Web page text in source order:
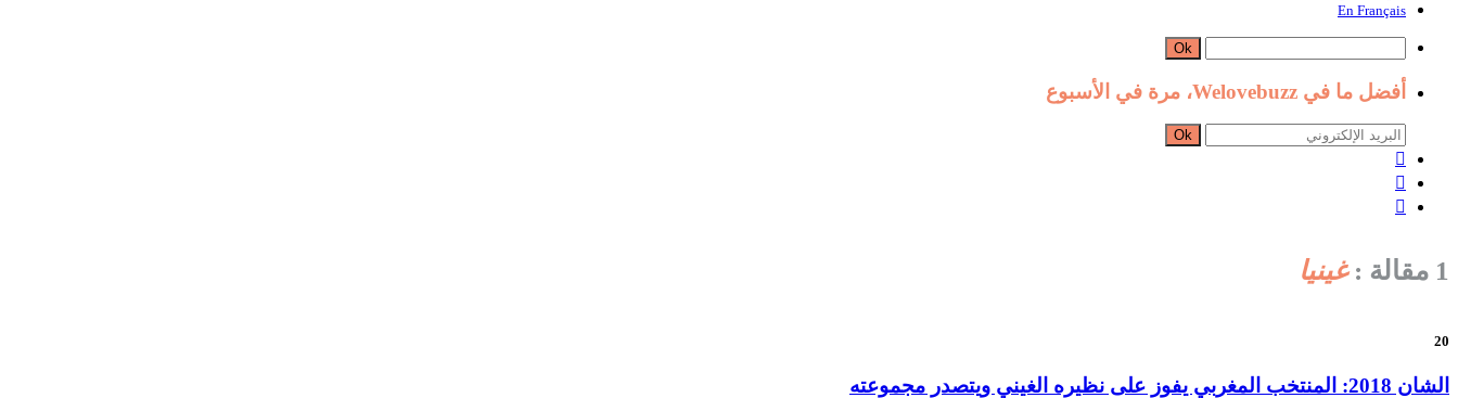
En Français
Ok
أفضل ما في Welovebuzz، مرة في الأسبوع
Ok



1 مقالة : غينيا
20
الشان 2018: المنتخب المغربي يفوز على نظيره الغيني ويتصدر مجموعته